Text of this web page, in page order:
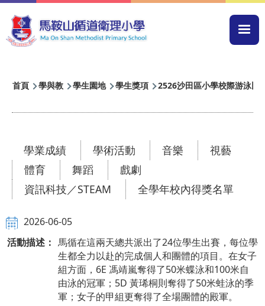
移至主內容
導
連
首頁 學與教 學生園地 學生獎項 2526沙田區小學校際游泳比
學業成績 學術活動 音樂
視藝
體育
舞蹈
戲劇
資訊科技／STEAM
全學年校內得獎名單
2026-06-05
活動描述： 馬循在這兩天總共派出了24位學生出賽，每位學
生都全力以赴的完成個人和團體的項目。在女子
組方面，6E 馮靖嵐奪得了50米蝶泳和100米自
由泳的冠軍；5D 黃琋桐則奪得了50米蛙泳的季
軍；女子的甲組更奪得了全場團體的殿軍。